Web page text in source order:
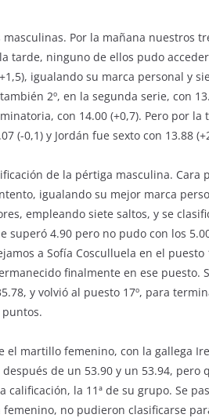
masculinas. Por la mañana nuestros
tarde, ninguno de ellos pudo
igualando su marca personal y
2º, en la segunda serie, con
con 14.00 (+0,7). Pero por
(-0,1) y Jordán fue sexto con 13.88
de la pértiga masculina. Cara
igualando su mejor marca
empleando siete saltos, y se
superó 4.90 pero no pudo con los
a Sofía Cosculluela en el
finalmente en ese puesto.
y volvió al puesto 17º, para
martillo femenino, con la gallega
de un 53.90 y un 53.94,
calificación, la 11ª de su grupo. Se
no pudieron clasificarse